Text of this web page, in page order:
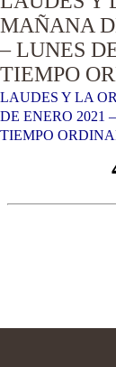
MAÑANA
– LUNES
TIEMPO
LAUDES Y LA
DE ENERO 2021
TIEMPO